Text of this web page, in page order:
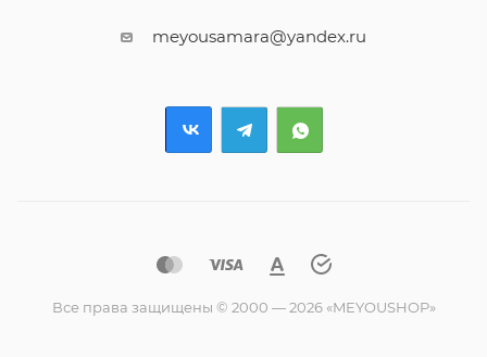
meyousamara@yandex.ru
Все права защищены © 2000 — 2026 «MEYOUSHOP»